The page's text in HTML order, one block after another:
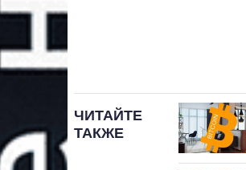
ЧИТАЙТЕ
ТАКЖЕ